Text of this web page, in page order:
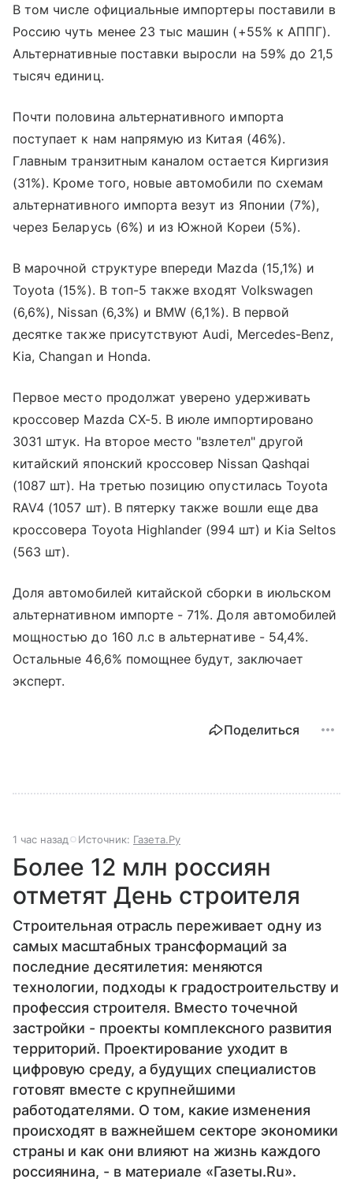
В том числе официальные импортеры поставили в
Россию чуть менее 23 тыс машин (+55% к АППГ).
Альтернативные поставки выросли на 59% до 21,5
тысяч единиц.
Почти половина альтернативного импорта
поступает к нам напрямую из Китая (46%).
Главным транзитным каналом остается Киргизия
(31%). Кроме того, новые автомобили по схемам
альтернативного импорта везут из Японии (7%),
через Беларусь (6%) и из Южной Кореи (5%).
В марочной структуре впереди Mazda (15,1%) и
Toyota (15%). В топ-5 также входят Volkswagen
(6,6%), Nissan (6,3%) и BMW (6,1%). В первой
десятке также присутствуют Audi, Mercedes-Benz,
Kia, Changan и Honda.
Первое место продолжат уверено удерживать
кроссовер Mazda CX-5. В июле импортировано
3031 штук. На второе место "взлетел" другой
китайский японский кроссовер Nissan Qashqai
(1087 шт). На третью позицию опустилась Toyota
RAV4 (1057 шт). В пятерку также вошли еще два
кроссовера Toyota Highlander (994 шт) и Kia Seltos
(563 шт).
Доля автомобилей китайской сборки в июльском
альтернативном импорте - 71%. Доля автомобилей
мощностью до 160 л.с в альтернативе - 54,4%.
Остальные 46,6% помощнее будут, заключает
эксперт.
Поделиться
1 час назад Источник: Газета.Ру
Более 12 млн россиян
отметят День строителя
Строительная отрасль переживает одну из
самых масштабных трансформаций за
последние десятилетия: меняются
технологии, подходы к градостроительству и
профессия строителя. Вместо точечной
застройки - проекты комплексного развития
территорий. Проектирование уходит в
цифровую среду, а будущих специалистов
готовят вместе с крупнейшими
работодателями. О том, какие изменения
происходят в важнейшем секторе экономики
страны и как они влияют на жизнь каждого
россиянина, - в материале «Газеты.Ru».